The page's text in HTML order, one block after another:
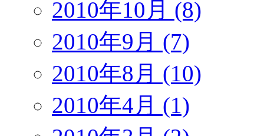
2010年10月 (8)
2010年9月 (7)
2010年8月 (10)
2010年4月 (1)